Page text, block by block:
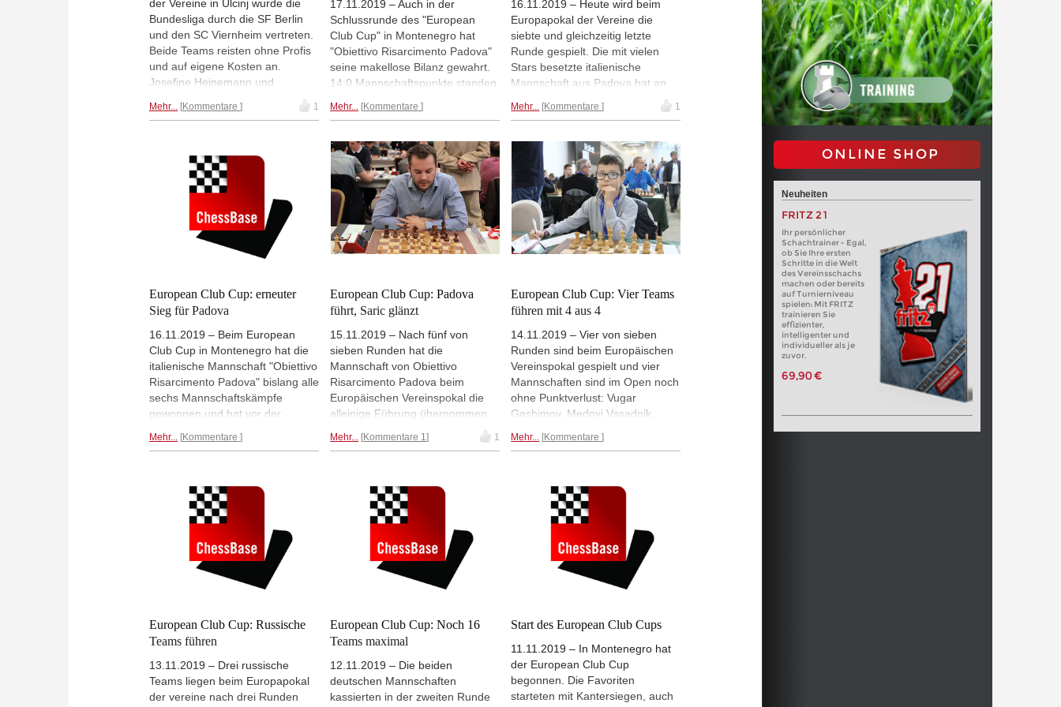
der Vereine in Ulcinj wurde die
Bundesliga durch die SF Berlin
und den SC Viernheim vertreten.
Beide Teams reisten ohne Profis
und auf eigene Kosten an.
Josefine Heinemann und
Viernheim und berichten von
Mehr... Kommentare 1
17.11.2019 – Auch in der
Schlussrunde des "European
Club Cup" in Montenegro hat
"Obiettivo Risarcimento Padova"
seine makellose Bilanz gewahrt.
14:0 Mannschaftspunkte standen
Mannschaft zu Buche - das
Schachfreunde Berlin (8:6
Punkte) kamen auf Platz 21 ins
Ziel; für den SC Viernheim (7:7)
gab es Rang 30. Bei den Frauen
gewann das georgische Team
"Nona". | Fotos: Gerd Densing
Mehr... Kommentare
16.11.2019 – Heute wird beim
Europapokal der Vereine die
siebte und gleichzeitig letzte
Runde gespielt. Die mit vielen
Stars besetzte italienische
Mannschaft aus Padova hat an
Punkte Vorsprung, muss aber
"Alkaloid" bestehen, wenn sie den
Titel gewinnen will. Runde 7 gibt
es live ab 15 Uhr.
Mehr... Kommentare 1
European Club Cup: erneuter
Sieg für Padova
16.11.2019 – Beim European
Club Cup in Montenegro hat die
italienische Mannschaft "Obiettivo
Risarcimento Padova" bislang alle
sechs Mannschaftskämpfe
gewonnen und hat vor der
Vorsprung auf vier Verfolger. Die
Viernheim befindet sich mit 7
Punkten auf Platz 26. | Fotos:
Gerd Densing
Mehr... Kommentare
European Club Cup: Padova
führt, Saric glänzt
15.11.2019 – Nach fünf von
sieben Runden hat die
Mannschaft von Obiettivo
Risarcimento Padova beim
Europäischen Vereinspokal die
alleinige Führung übernommen.
gegen das Team Vugar
Unentschieden. Für besonders
viel Aufregung und Vergnügen
sorgte dabei Ivan Saric, der
Europameister von 2018, der an
Brett 5 für Padova spielt. | Foto:
Sophie Nikoladze (Archiv)
Mehr... Kommentare 1 1
European Club Cup: Vier Teams
führen mit 4 aus 4
14.11.2019 – Vier von sieben
Runden sind beim Europäischen
Vereinspokal gespielt und vier
Mannschaften sind im Open noch
ohne Punktverlust: Vugar
Gashimov, Mednyi Vssadnik,
und SK Joly Nysa nad Labem.
Viernheim kommt mit 4 aus 8 auf
50%. Im Frauenturnier liegen
Monte Carlo und Kyiv mit 7 aus 8
an der Spitze. | Foto: Jovan Kisic,
Jahrgang 2010, Brett 6 für Itaka.
In Runde 4 hatte er gegen
Vladislav Kovalev einen schweren
Mehr... Kommentare
European Club Cup: Russische
Teams führen
13.11.2019 – Drei russische
Teams liegen beim Europapokal
der vereine nach drei Runden
European Club Cup: Noch 16
Teams maximal
12.11.2019 – Die beiden
deutschen Mannschaften
kassierten in der zweiten Runde
Start des European Club Cups
11.11.2019 – In Montenegro hat
der European Club Cup
begonnen. Die Favoriten
starteten mit Kantersiegen, auch
ONLINE SHOP
Neuheiten
FRITZ 21
Ihr persönlicher
Schachtrainer - Egal,
ob Sie Ihre ersten
Schritte in die Welt
des Vereinsschachs
machen oder bereits
auf Turnierniveau
spielen: Mit FRITZ
trainieren Sie
effizienter,
intelligenter und
individueller als je
zuvor.
69,90 €